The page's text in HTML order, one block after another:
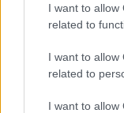
I want to allow
related to
I want to allow
related to
I want to allow